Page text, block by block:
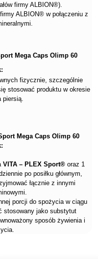
firmy ALBION®).
ALBION® w połączeniu z
Mega Caps Olimp 60
fizycznie, szczególnie
stosować produktu w okresie
piersią.
Mega Caps Olimp 60
VITA – PLEX Sport®oraz 1
po posiłku głównym,
łącznie z innymi
porcji do spożycia w ciągu
stosowany jako substytut
sposób żywienia i